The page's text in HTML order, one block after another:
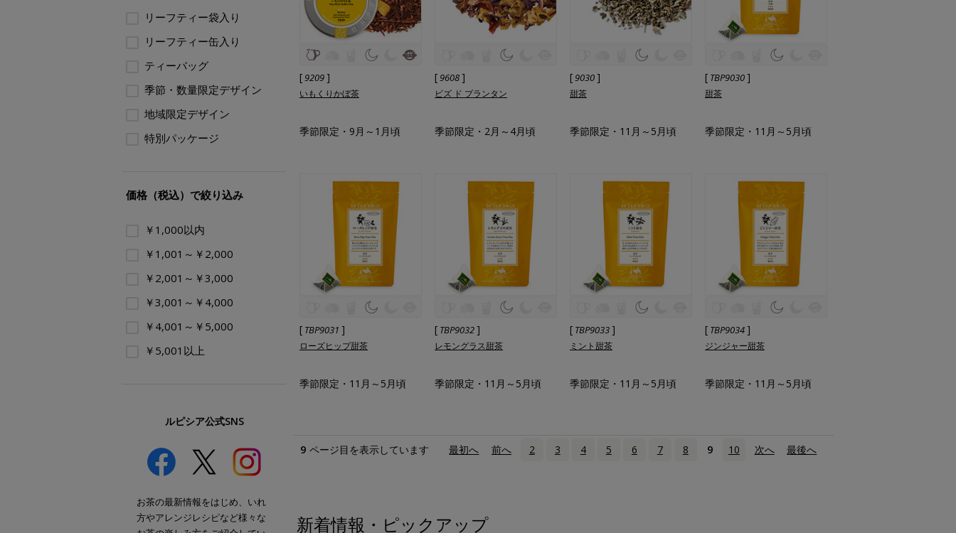
[9209 ]
いもくりかぼ茶
季節限定・9月～1月頃
[9608 ]
ビズ ド プランタン
季節限定・2月～4月頃
[9030 ]
甜茶
季節限定・11月～5月頃
[ TBP9030 ]
甜茶
季節限定・11月～5月頃
[ TBP9031 ]
ローズヒップ甜茶
季節限定・11月～5月頃
[ TBP9032 ]
レモングラス甜茶
季節限定・11月～5月頃
[ TBP9033 ]
ミント甜茶
季節限定・11月～5月頃
[ TBP9034 ]
ジンジャー甜茶
季節限定・11月～5月頃
9 ページ目を表示しています 最初へ 前へ 2 3 4 5 6 7 8 9 10 次へ 最後へ
新着情報・ピックアップ
リーフティー袋入り
リーフティー缶入り
ティーバッグ
季節・数量限定デザイン
地域限定デザイン
特別パッケージ
価格（税込）で絞り込み
￥1,000以内
￥1,001～￥2,000
￥2,001～￥3,000
￥3,001～￥4,000
￥4,001～￥5,000
￥5,001以上
ルピシア公式SNS
お茶の最新情報をはじめ、いれ
方やアレンジレシピなど様々な